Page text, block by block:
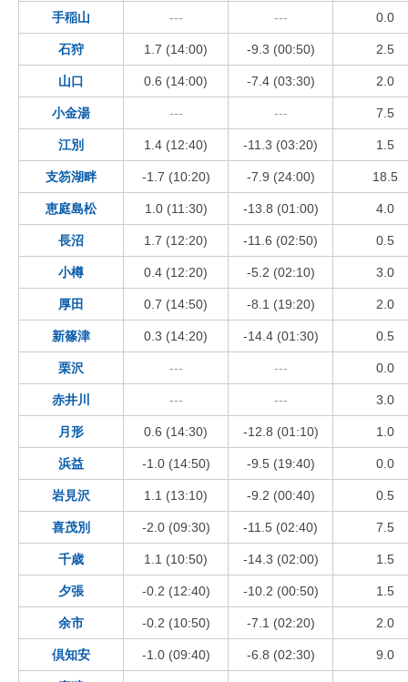
手稲山 --- --- 0.0
石狩 1.7 (14:00) -9.3 (00:50) 2.5
山口 0.6 (14:00) -7.4 (03:30) 2.0
小金湯 --- --- 7.5
江別 1.4 (12:40) -11.3 (03:20) 1.5
支笏湖畔 -1.7 (10:20) -7.9 (24:00) 18.5
恵庭島松 1.0 (11:30) -13.8 (01:00) 4.0
長沼 1.7 (12:20) -11.6 (02:50) 0.5
小樽 0.4 (12:20) -5.2 (02:10) 3.0
厚田 0.7 (14:50) -8.1 (19:20) 2.0
新篠津 0.3 (14:20) -14.4 (01:30) 0.5
栗沢 --- --- 0.0
赤井川 --- --- 3.0
月形 0.6 (14:30) -12.8 (01:10) 1.0
浜益 -1.0 (14:50) -9.5 (19:40) 0.0
岩見沢 1.1 (13:10) -9.2 (00:40) 0.5
喜茂別 -2.0 (09:30) -11.5 (02:40) 7.5
千歳 1.1 (10:50) -14.3 (02:00) 1.5
夕張 -0.2 (12:40) -10.2 (00:50) 1.5
余市 -0.2 (10:50) -7.1 (02:20) 2.0
倶知安 -1.0 (09:40) -6.8 (02:30) 9.0